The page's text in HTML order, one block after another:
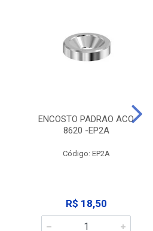
ENCOSTO PADRAO ACO
8620 -EP2A
Código: EP2A
R$ 18,50